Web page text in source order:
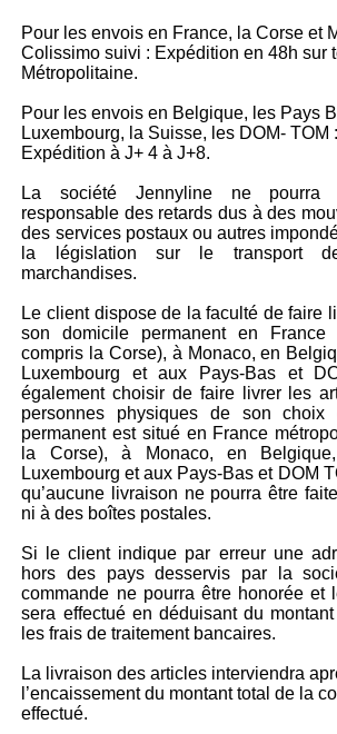
Pour les envois en France, la Corse et
Colissimo suivi : Expédition en 48h sur
Métropolitaine.
Pour les envois en Belgique, les Pays
Luxembourg, la Suisse, les DOM- TOM
Expédition à J+ 4 à J+8.
La société Jennyline ne pourra
responsable des retards dus à des
des services postaux ou autres
la législation sur le transport
marchandises.
Le client dispose de la faculté de faire
son domicile permanent en France
compris la Corse), à Monaco, en
Luxembourg et aux Pays-Bas et
également choisir de faire livrer les
personnes physiques de son
permanent est situé en France
la Corse), à Monaco, en
Luxembourg et aux Pays-Bas et DOM
qu’aucune livraison ne pourra être
ni à des boîtes postales.
Si le client indique par erreur une
hors des pays desservis par la
commande ne pourra être honorée et
sera effectué en déduisant du
les frais de traitement bancaires.
La livraison des articles interviendra
l’encaissement du montant total de la
effectué.